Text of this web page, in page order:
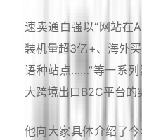
速卖通白强以“网站在
装机量超3亿+、海外
语种站点……”等一系
大跨境出口B2C平台的
他向大家具体介绍了